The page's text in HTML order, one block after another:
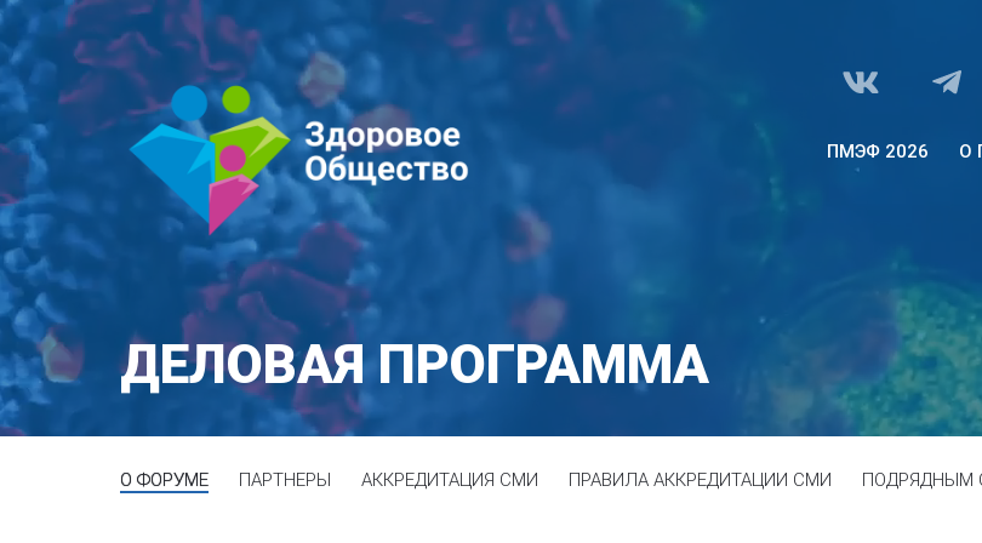
ПМЭФ 2026
Программа
Партнеры
О
ДЕЛОВАЯ ПРОГРАММА
О ФОРУМЕ ПАРТНЕРЫ АККРЕДИТАЦИЯ СМИ ПРАВИЛА АККРЕДИТАЦИИ СМИ ПОДРЯДНЫМ